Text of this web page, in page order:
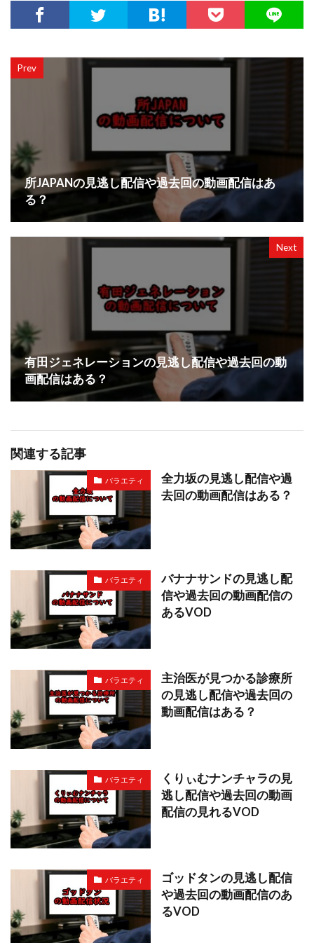
Prev
所JAPANの見逃し配信や過去回の動画配信はあ
る？
Next
有田ジェネレーションの見逃し配信や過去回の動
画配信はある？
関連する記事
バラエティ
全力坂の見逃し配信や過
去回の動画配信はある？
バラエティ
バナナサンドの見逃し配
信や過去回の動画配信の
あるVOD
バラエティ
主治医が見つかる診療所
の見逃し配信や過去回の
動画配信はある？
バラエティ
くりぃむナンチャラの見
逃し配信や過去回の動画
配信の見れるVOD
バラエティ
ゴッドタンの見逃し配信
や過去回の動画配信のあ
るVOD